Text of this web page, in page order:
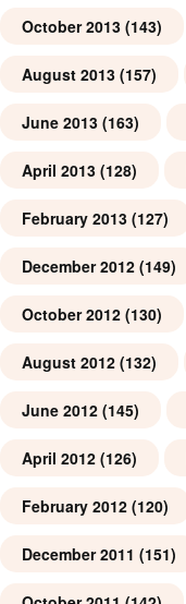
October 2013 (143)
August 2013 (157)
June 2013 (163)
April 2013 (128)
February 2013 (127)
December 2012 (149)
October 2012 (130)
August 2012 (132)
June 2012 (145)
April 2012 (126)
February 2012 (120)
December 2011 (151)